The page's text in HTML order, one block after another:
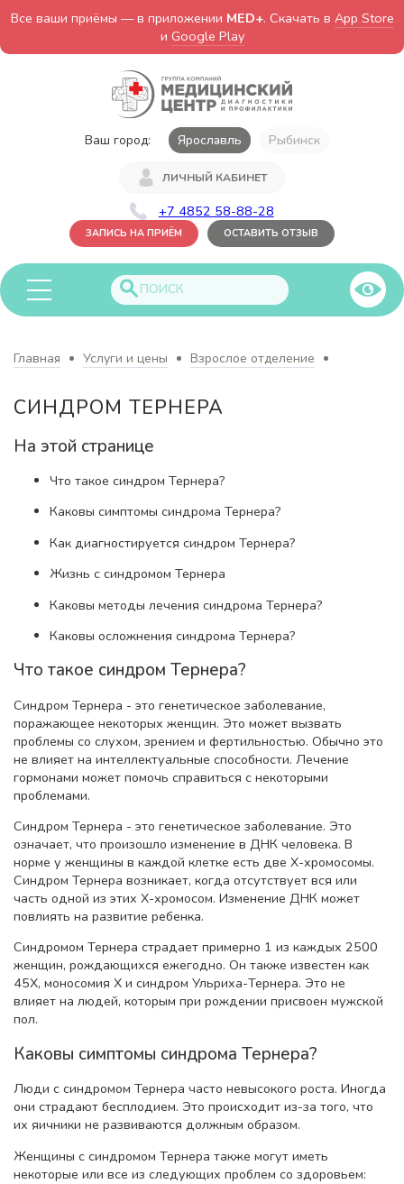
Все ваши приёмы — в приложении MED+. Скачать в App Store
и Google Play
Ваш город: Ярославль Рыбинск
ЛИЧНЫЙ КАБИНЕТ
+7 4852 58-88-28
ЗАПИСЬ НА ПРИЁМ ОСТАВИТЬ ОТЗЫВ
Главная Услуги и цены Взрослое отделение
СИНДРОМ ТЕРНЕРА
На этой странице
Что такое синдром Тернера?
Каковы симптомы синдрома Тернера?
Как диагностируется синдром Тернера?
Жизнь с синдромом Тернера
Каковы методы лечения синдрома Тернера?
Каковы осложнения синдрома Тернера?
Что такое синдром Тернера?
Синдром Тернера - это генетическое заболевание,
поражающее некоторых женщин. Это может вызвать
проблемы со слухом, зрением и фертильностью. Обычно это
не влияет на интеллектуальные способности. Лечение
гормонами может помочь справиться с некоторыми
проблемами.
Синдром Тернера - это генетическое заболевание. Это
означает, что произошло изменение в ДНК человека. В
норме у женщины в каждой клетке есть две Х-хромосомы.
Синдром Тернера возникает, когда отсутствует вся или
часть одной из этих Х-хромосом. Изменение ДНК может
повлиять на развитие ребенка.
Синдромом Тернера страдает примерно 1 из каждых 2500
женщин, рождающихся ежегодно. Он также известен как
45X, моносомия X и синдром Ульриха-Тернера. Это не
влияет на людей, которым при рождении присвоен мужской
пол.
Каковы симптомы синдрома Тернера?
Люди с синдромом Тернера часто невысокого роста. Иногда
они страдают бесплодием. Это происходит из-за того, что
их яичники не развиваются должным образом.
Женщины с синдромом Тернера также могут иметь
некоторые или все из следующих проблем со здоровьем: